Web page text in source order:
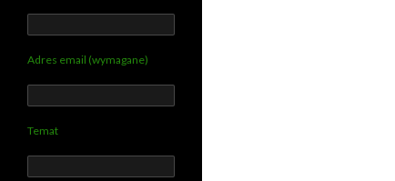
Adres email (wymagane)
Temat